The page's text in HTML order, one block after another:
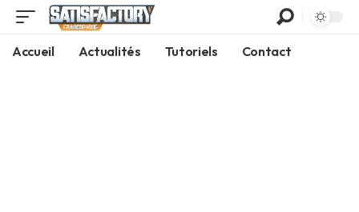
Accueil Actualités Tutoriels Contact